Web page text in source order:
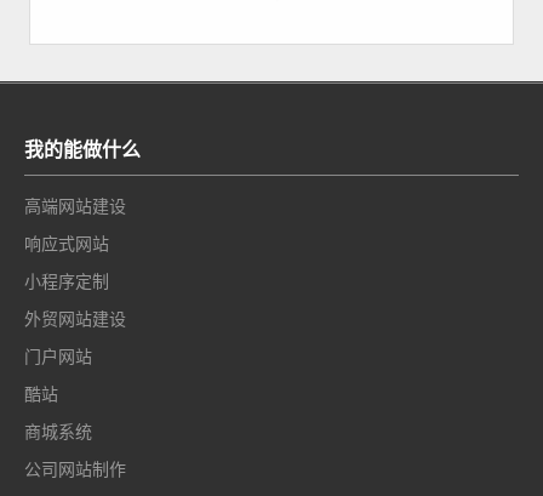
我的能做什么
高端网站建设
响应式网站
小程序定制
外贸网站建设
门户网站
酷站
商城系统
公司网站制作